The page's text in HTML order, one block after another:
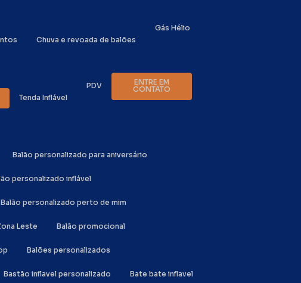
Tenda Inflável
Chuva e revoada de balões
Gás Hélio
PDV
ENTRE EM
CONTATO
Balão personalizado para aniversário
personalizado inflável
Balão personalizado perto de mim
Leste Balão promocional
Balões personalizados
Bastão inflavel personalizado Bate bate inflavel